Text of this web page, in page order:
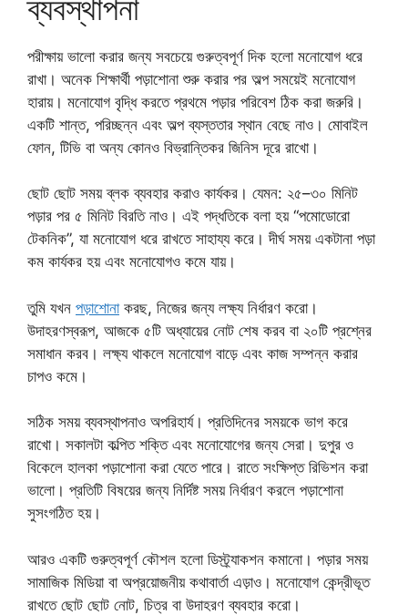
ব্যবস্থাপনা
পরীক্ষায় ভালো করার জন্য সবচেয়ে গুরুত্বপূর্ণ দিক হলো মনোযোগ ধরে
রাখা। অনেক শিক্ষার্থী পড়াশোনা শুরু করার পর অল্প সময়েই মনোযোগ
হারায়। মনোযোগ বৃদ্ধি করতে প্রথমে পড়ার পরিবেশ ঠিক করা জরুরি।
একটি শান্ত, পরিচ্ছন্ন এবং অল্প ব্যস্ততার স্থান বেছে নাও। মোবাইল
ফোন, টিভি বা অন্য কোনও বিভ্রান্তিকর জিনিস দূরে রাখো।
ছোট ছোট সময় ব্লক ব্যবহার করাও কার্যকর। যেমন: ২৫–৩০ মিনিট
পড়ার পর ৫ মিনিট বিরতি নাও। এই পদ্ধতিকে বলা হয় “পমোডোরো
টেকনিক”, যা মনোযোগ ধরে রাখতে সাহায্য করে। দীর্ঘ সময় একটানা পড়া
কম কার্যকর হয় এবং মনোযোগও কমে যায়।
তুমি যখন পড়াশোনাকরছ, নিজের জন্য লক্ষ্য নির্ধারণ করো।
উদাহরণস্বরূপ, আজকে ৫টি অধ্যায়ের নোট শেষ করব বা ২০টি প্রশ্নের
সমাধান করব। লক্ষ্য থাকলে মনোযোগ বাড়ে এবং কাজ সম্পন্ন করার
চাপও কমে।
সঠিক সময় ব্যবস্থাপনাও অপরিহার্য। প্রতিদিনের সময়কে ভাগ করে
রাখো। সকালটা কল্পিত শক্তি এবং মনোযোগের জন্য সেরা। দুপুর ও
বিকেলে হালকা পড়াশোনা করা যেতে পারে। রাতে সংক্ষিপ্ত রিভিশন করা
ভালো। প্রতিটি বিষয়ের জন্য নির্দিষ্ট সময় নির্ধারণ করলে পড়াশোনা
সুসংগঠিত হয়।
আরও একটি গুরুত্বপূর্ণ কৌশল হলো ডিস্ট্র্যাকশন কমানো। পড়ার সময়
সামাজিক মিডিয়া বা অপ্রয়োজনীয় কথাবার্তা এড়াও। মনোযোগ কেন্দ্রীভূত
রাখতে ছোট ছোট নোট, চিত্র বা উদাহরণ ব্যবহার করো।